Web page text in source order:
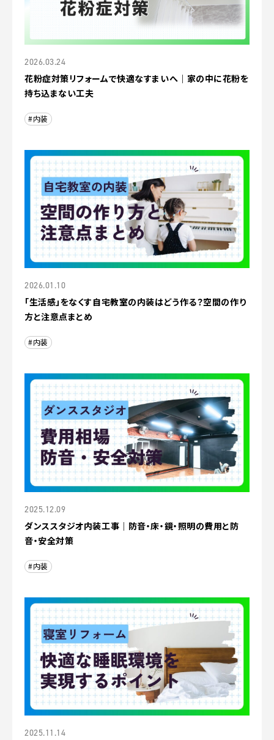
2026.03.24
花粉症対策リフォームで快適なすまいへ｜家の中に花粉を
持ち込まない工夫
#内装
2026.01.10
「生活感」をなくす自宅教室の内装はどう作る？空間の作り
方と注意点まとめ
#内装
2025.12.09
ダンススタジオ内装工事｜防音・床・鏡・照明の費用と防
音・安全対策
#内装
2025.11.14